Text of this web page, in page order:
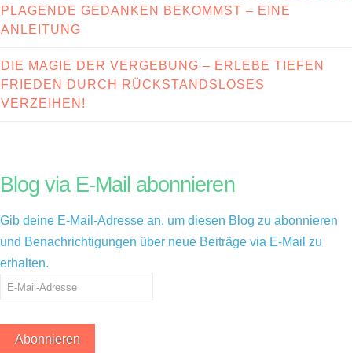
PLAGENDE GEDANKEN BEKOMMST – EINE
ANLEITUNG
DIE MAGIE DER VERGEBUNG – ERLEBE TIEFEN
FRIEDEN DURCH RÜCKSTANDSLOSES
VERZEIHEN!
Blog via E-Mail abonnieren
Gib deine E-Mail-Adresse an, um diesen Blog zu abonnieren
und Benachrichtigungen über neue Beiträge via E-Mail zu
erhalten.
E-
Adresse
Abonnieren